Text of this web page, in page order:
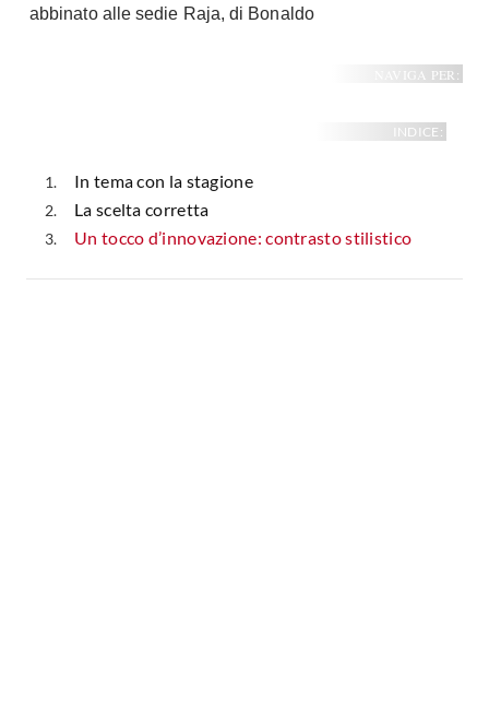
Fai da te in giardino
Casa fai da te
abbinato alle sedie Raja, di Bonaldo
NAVIGA PER:
INDICE:
In tema con la stagione
La scelta corretta
Un tocco d’innovazione: contrasto stilistico